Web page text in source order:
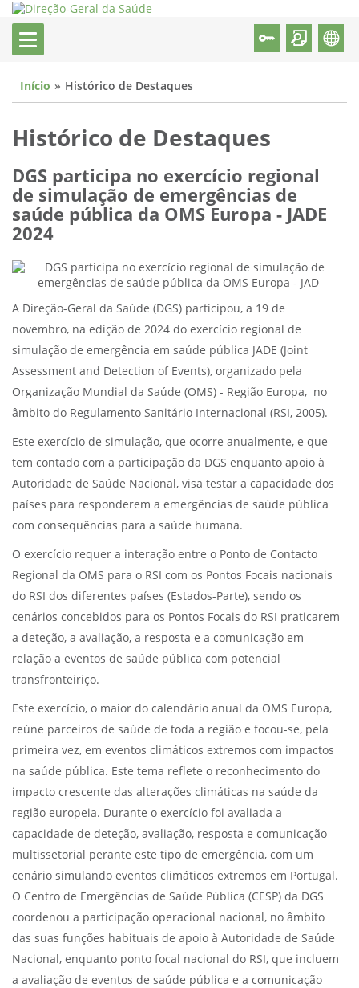
Início Histórico de Destaques
Histórico de Destaques
DGS participa no exercício regional
de simulação de emergências de
saúde pública da OMS Europa - JADE
2024
A Direção-Geral da Saúde (DGS) participou, a 19 de
novembro, na edição de 2024 do exercício regional de
simulação de emergência em saúde pública JADE (Joint
Assessment and Detection of Events), organizado pela
Organização Mundial da Saúde (OMS) - Região Europa, no
âmbito do Regulamento Sanitário Internacional (RSI, 2005).
Este exercício de simulação, que ocorre anualmente, e que
tem contado com a participação da DGS enquanto apoio à
Autoridade de Saúde Nacional, visa testar a capacidade dos
países para responderem a emergências de saúde pública
com consequências para a saúde humana.
O exercício requer a interação entre o Ponto de Contacto
Regional da OMS para o RSI com os Pontos Focais nacionais
do RSI dos diferentes países (Estados-Parte), sendo os
cenários concebidos para os Pontos Focais do RSI praticarem
a deteção, a avaliação, a resposta e a comunicação em
relação a eventos de saúde pública com potencial
transfronteiriço.
Este exercício, o maior do calendário anual da OMS Europa,
reúne parceiros de saúde de toda a região e focou-se, pela
primeira vez, em eventos climáticos extremos com impactos
na saúde pública. Este tema reflete o reconhecimento do
impacto crescente das alterações climáticas na saúde da
região europeia. Durante o exercício foi avaliada a
capacidade de deteção, avaliação, resposta e comunicação
multissetorial perante este tipo de emergência, com um
cenário simulando eventos climáticos extremos em Portugal.
O Centro de Emergências de Saúde Pública (CESP) da DGS
coordenou a participação operacional nacional, no âmbito
das suas funções habituais de apoio à Autoridade de Saúde
Nacional, enquanto ponto focal nacional do RSI, que incluem
a avaliação de eventos de saúde pública e a comunicação